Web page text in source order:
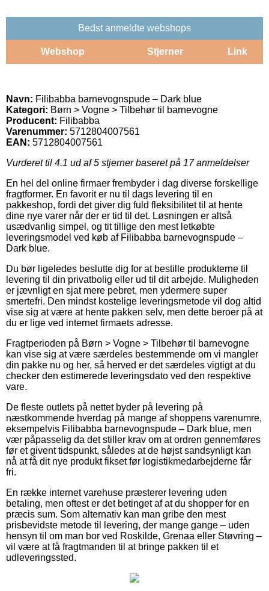
Bedst anmeldte webshops
Webshop Stjerner Link
Navn: Filibabba barnevognspude – Dark blue
Kategori: Børn > Vogne > Tilbehør til barnevogne
Producent: Filibabba
Varenummer: 5712804007561
EAN: 5712804007561
Vurderet til 4.1 ud af 5 stjerner baseret på 17anmeldelser
En hel del online firmaer frembyder i dag diverse forskellige
fragtformer. En favorit er nu til dags levering til en
pakkeshop, fordi det giver dig fuld fleksibilitet til at hente
dine nye varer når der er tid til det. Løsningen er altså
usædvanlig simpel, og tit tillige den mest letkøbte
leveringsmodel ved køb af Filibabba barnevognspude –
Dark blue.
Du bør ligeledes beslutte dig for at bestille produkterne til
levering til din privatbolig eller ud til dit arbejde. Muligheden
er jævnligt en sjat mere pebret, men ydermere super
smertefri. Den mindst kostelige leveringsmetode vil dog altid
vise sig at være at hente pakken selv, men dette beroer på at
du er lige ved internet firmaets adresse.
Fragtperioden på Børn > Vogne > Tilbehør til barnevogne
kan vise sig at være særdeles bestemmende om vi mangler
din pakke nu og her, så herved er det særdeles vigtigt at du
checker den estimerede leveringsdato ved den respektive
vare.
De fleste outlets på nettet byder på levering på
næstkommende hverdag på mange af shoppens varenumre,
eksempelvis Filibabba barnevognspude – Dark blue, men
vær påpasselig da det stiller krav om at ordren gennemføres
før et givent tidspunkt, således at de højst sandsynligt kan
nå at få dit nye produkt fikset før logistikmedarbejderne får
fri.
En række internet varehuse præsterer levering uden
betaling, men oftest er det betinget af at du shopper for en
præcis sum. Som alternativ kan man gribe den mest
prisbevidste metode til levering, der mange gange – uden
hensyn til om man bor ved Roskilde, Grenaa eller Støvring –
vil være at få fragtmanden til at bringe pakken til et
udleveringssted.